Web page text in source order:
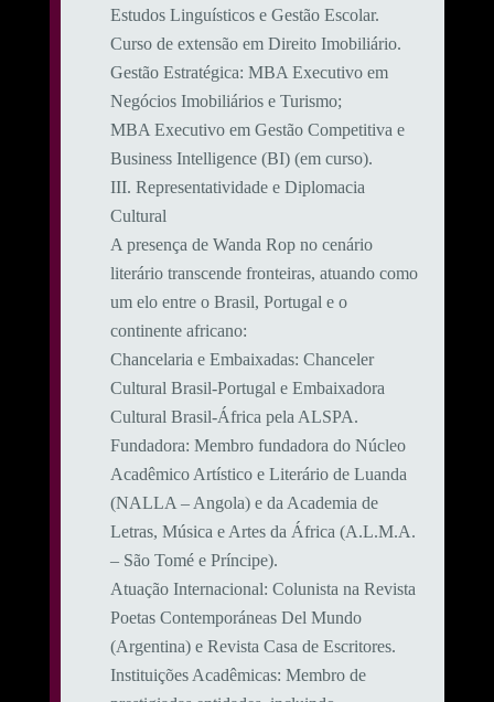
Estudos Linguísticos e Gestão Escolar.
Curso de extensão em Direito Imobiliário.
​Gestão Estratégica: MBA Executivo em
Negócios Imobiliários e Turismo;
MBA Executivo em Gestão Competitiva e
Business Intelligence (BI) (em curso).
​III. Representatividade e Diplomacia
Cultural
​A presença de Wanda Rop no cenário
literário transcende fronteiras, atuando como
um elo entre o Brasil, Portugal e o
continente africano:
​Chancelaria e Embaixadas: Chanceler
Cultural Brasil-Portugal e Embaixadora
Cultural Brasil-África pela ALSPA.
​Fundadora: Membro fundadora do Núcleo
Acadêmico Artístico e Literário de Luanda
(NALLA – Angola) e da Academia de
Letras, Música e Artes da África (A.L.M.A.
– São Tomé e Príncipe).
​Atuação Internacional: Colunista na Revista
Poetas Contemporáneas Del Mundo
(Argentina) e Revista Casa de Escritores.
​Instituições Acadêmicas: Membro de